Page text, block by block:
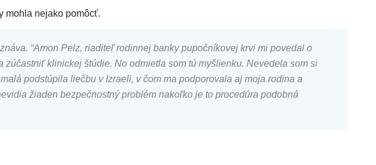
mohla nejako pomôcť.
“Amon Pelz, riaditeľ rodinnej banky pupočníkovej krvi mi povedal o
klinickej štúdie. No odmietla som tú myšlienku. Nevedela som si
podstúpila liečbu v Izraeli, v čom ma podporovala aj moja rodina a
žiaden bezpečnostný problém nakoľko je to procedúra podobná